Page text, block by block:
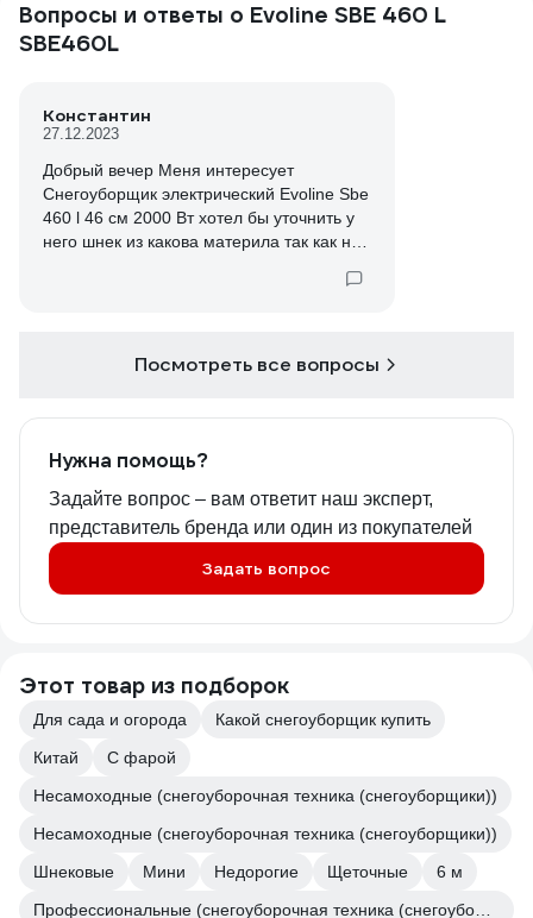
Вопросы и ответы о Evoline SBE 460 L
SBE460L
Константин
27.12.2023
Добрый вечер Меня интересует
Снегоуборщик электрический Evoline Sbe
460 l 46 см 2000 Вт хотел бы уточнить у
него шнек из какова материла так как на
Посмотреть все вопросы
Нужна помощь?
Задайте вопрос – вам ответит наш эксперт,
представитель бренда или один из покупателей
Задать вопрос
Этот товар из подборок
Для сада и огорода
Какой снегоуборщик купить
Китай
С фарой
Несамоходные (снегоуборочная техника (снегоуборщики))
Несамоходные (снегоуборочная техника (снегоуборщики))
Шнековые
Мини Недорогие Щеточные
6 м